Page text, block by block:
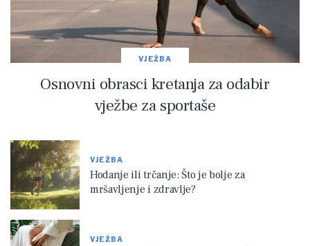
VJEŽBA
Osnovni obrasci kretanja za odabir
vježbe za sportaše
VJEŽBA
Hodanje ili trčanje: Što je bolje za
mršavljenje i zdravlje?
VJEŽBA